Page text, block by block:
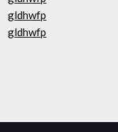
gldhwfp
gldhwfp